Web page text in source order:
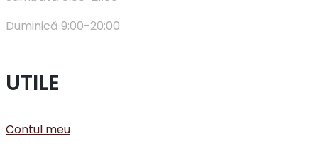
Duminică 9:00-20:00
UTILE
Contul meu